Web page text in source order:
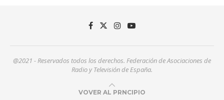
@2021 - Reservados todos los derechos. Federación de Asociaciones de
Radio y Televisión de España.
VOVER AL PRNCIPIO